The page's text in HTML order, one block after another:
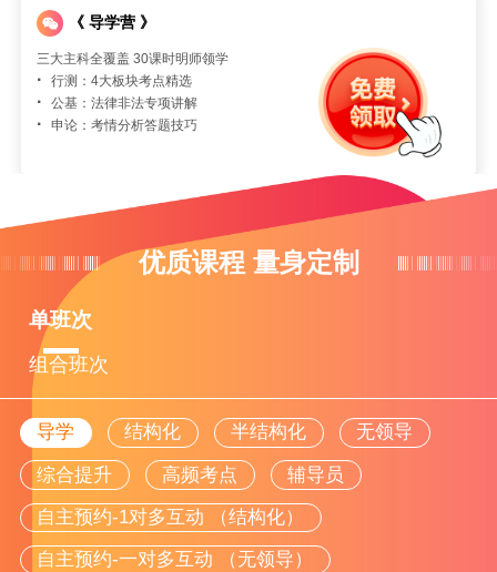
《 导学营 》
三大主科全覆盖 30课时明师领学
· 行测：4大板块考点精选
· 公基：法律非法专项讲解
· 申论：考情分析答题技巧
优质课程 量身定制
单班次
组合班次
导学 结构化 半结构化 无领导
综合提升 高频考点 辅导员
自主预约-1对多互动 （结构化）
自主预约-一对多互动 （无领导）